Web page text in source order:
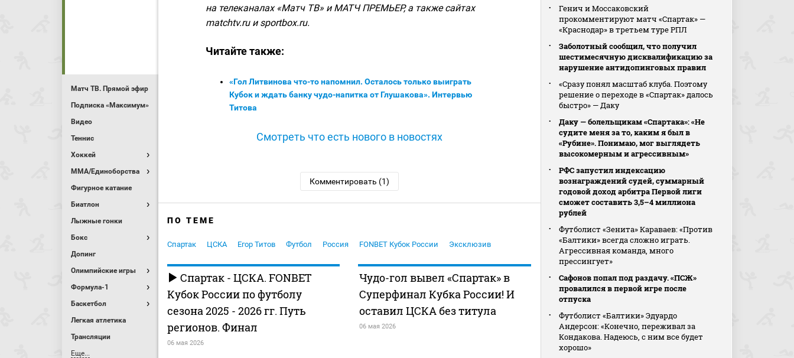
Матч ТВ. Прямой эфир
Подписка «Максимум»
Видео
Теннис
Хоккей
MMA/Единоборства
Фигурное катание
Биатлон
Лыжные гонки
Бокс
Допинг
Олимпийские игры
Формула-1
Баскетбол
Легкая атлетика
Трансляции
Еще...
на телеканалах «Матч ТВ» и МАТЧ ПРЕМЬЕР, а также сайтах
matchtv.ru и sportbox.ru.
Читайте также:
«Гол Литвинова что-то напомнил. Осталось только выиграть
Кубок и ждать банку чудо-напитка от Глушакова». Интервью
Титова
Смотреть что есть нового в новостях
Комментировать (1)
ПО ТЕМЕ
Спартак ЦСКА Егор Титов Футбол Россия FONBET Кубок России Эксклюзив
Спартак - ЦСКА. FONBET
Кубок России по футболу
сезона 2025 - 2026 гг. Путь
регионов. Финал
06 мая 2026
Чудо-гол вывел «Спартак» в
Суперфинал Кубка России! И
оставил ЦСКА без титула
06 мая 2026
Генич и Моссаковский
прокомментируют матч «Спартак» —
«Краснодар» в третьем туре РПЛ
Заболотный сообщил, что получил
шестимесячную дисквалификацию за
нарушение антидопинговых правил
«Сразу понял масштаб клуба. Поэтому
решение о переходе в «Спартак» далось
быстро» — Даку
Даку — болельщикам «Спартака»: «Не
судите меня за то, каким я был в
«Рубине». Понимаю, мог выглядеть
высокомерным и агрессивным»
РФС запустил индексацию
вознаграждений судей, суммарный
годовой доход арбитра Первой лиги
сможет составить 3,5–4 миллиона
рублей
Футболист «Зенита» Караваев: «Против
«Балтики» всегда сложно играть.
Агрессивная команда, много
прессингует»
Сафонов попал под раздачу. «ПСЖ»
провалился в первой игре после
отпуска
Футболист «Балтики» Эдуардо
Андерсон: «Конечно, переживал за
Кондакова. Надеюсь, с ним все будет
хорошо»